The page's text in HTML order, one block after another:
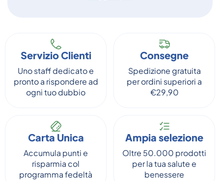
Servizio Clienti
Uno staff dedicato e
pronto a rispondere ad
ogni tuo dubbio
Consegne
Spedizione gratuita
per ordini superiori a
€29,90
Carta Unica
Accumula punti e
risparmia col
programma fedeltà
Ampia selezione
Oltre 50.000 prodotti
per la tua salute e
benessere